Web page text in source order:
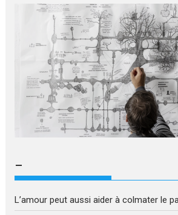
–
L’amour peut aussi aider à colmater le